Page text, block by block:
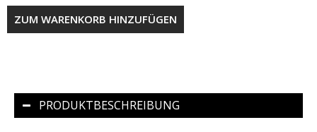
ZUM WARENKORB HINZUFÜGEN
PRODUKTBESCHREIBUNG